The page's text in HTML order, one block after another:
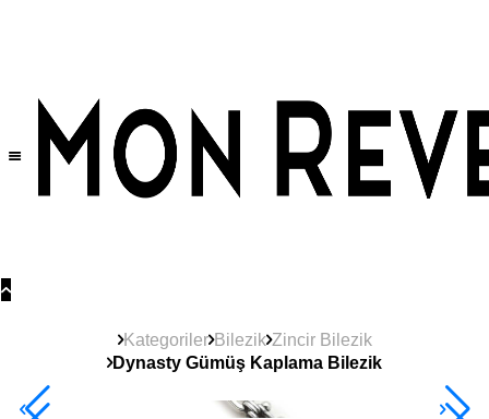
Kategoriler Bilezik Zincir Bilezik
Dynasty Gümüş Kaplama Bilezik